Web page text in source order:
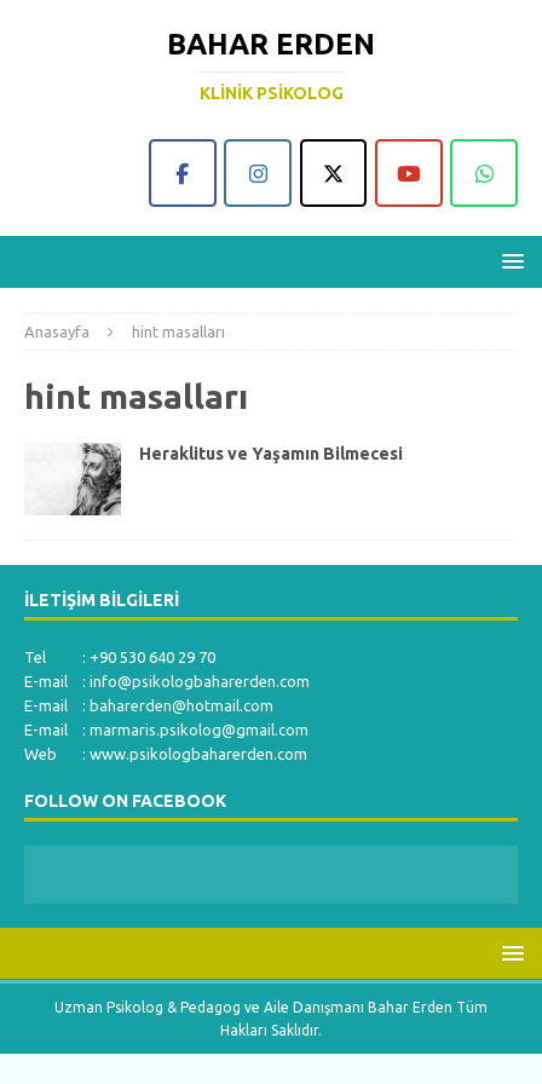
BAHAR ERDEN
KLINIK PSIKOLOG
Anasayfa hint masalları
hint masalları
Heraklitus ve Yaşamın Bilmecesi
İLETIŞIM BILGILERI
Tel : +90 530 640 29 70
E-mail : info@psikologbaharerden.com
E-mail : baharerden@hotmail.com
E-mail : marmaris.psikolog@gmail.com
Web : www.psikologbaharerden.com
FOLLOW ON FACEBOOK
Uzman Psikolog & Pedagog ve Aile Danışmanı Bahar Erden Tüm
Hakları Saklıdır.